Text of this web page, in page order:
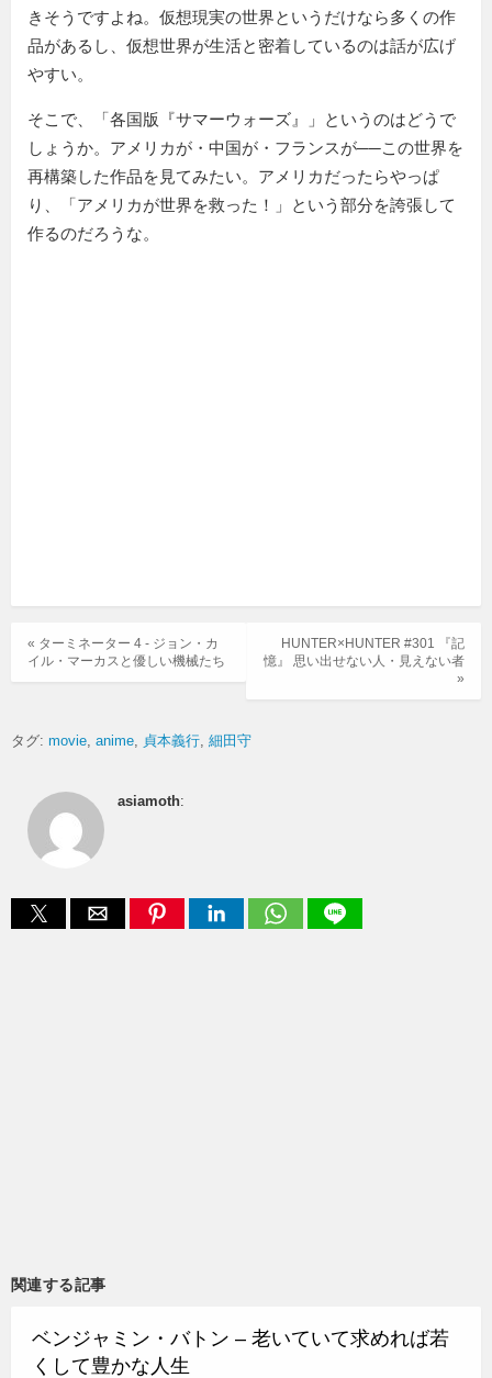
きそうですよね。仮想現実の世界というだけなら多くの作
品があるし、仮想世界が生活と密着しているのは話が広げ
やすい。
そこで、「各国版『サマーウォーズ』」というのはどうで
しょうか。アメリカが・中国が・フランスが──この世界を
再構築した作品を見てみたい。アメリカだったらやっぱ
り、「アメリカが世界を救った！」という部分を誇張して
作るのだろうな。
HUNTER×HUNTER #301 『記
憶』 思い出せない人・見えない者
»
« ターミネーター 4 - ジョン・カ
イル・マーカスと優しい機械たち
タグ: movie anime 貞本義行 細田守
asiamoth:
関連する記事
ベンジャミン・バトン – 老いていて求めれば若
くして豊かな人生